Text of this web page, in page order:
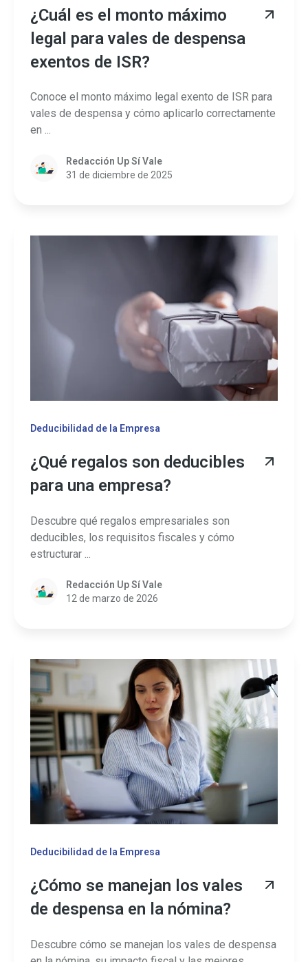
¿Cuál es el monto máximo
legal para vales de despensa
exentos de ISR?
Conoce el monto máximo legal exento de ISR para
vales de despensa y cómo aplicarlo correctamente
en ...
Redacción Up Sí Vale
31 de diciembre de 2025
Deducibilidad de la Empresa
¿Qué regalos son deducibles
para una empresa?
Descubre qué regalos empresariales son
deducibles, los requisitos fiscales y cómo
estructurar ...
Redacción Up Sí Vale
12 de marzo de 2026
Deducibilidad de la Empresa
¿Cómo se manejan los vales
de despensa en la nómina?
Descubre cómo se manejan los vales de despensa